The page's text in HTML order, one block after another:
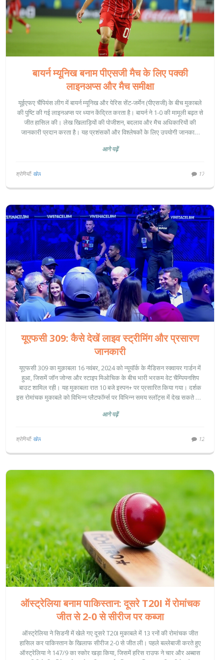
बायर्न म्यूनिख बनाम पीएसजी मैच के लिए पक्की
लाइनअप्स और मैच समीक्षा
यूईएफए चैंपियंस लीग में बायर्न म्यूनिख और पेरिस सेंट-जर्मेन (पीएसजी) के बीच मुकाबले
की पुष्टि की गई लाइनअप्स पर ध्यान केंद्रित करता है। बायर्न ने 1-0 की मामूली बढ़त से
जीत हासिल की। लेख खिलाड़ियों की पोजीशन, बदलाव और मैच अधिकारियों की
जानकारी प्रदान करता है। यह प्रशंसकों और विश्लेषकों के लिए उपयोगी जानकारी
आगे पढ़ें
श्रेणियाँ: खेल 17
यूएफसी 309: कैसे देखें लाइव स्ट्रीमिंग और प्रसारण
जानकारी
यूएफसी 309 का मुक़ाबला 16 नवंबर, 2024 को न्यूयॉर्क के मैडिसन स्क्वायर गार्डन में
हुआ, जिसमें जॉन जोन्स और स्टाइप मिओचिक के बीच भारी भरकम वेट चैम्पियनशिप
बाउट शामिल रही। यह मुकाबला रात 10 बजे इस्पन+ पर प्रसारित किया गया। दर्शक
इस रोमांचक मुकाबले को विभिन्न प्लैटफॉर्म्स पर विभिन्न समय स्लॉट्स में देख सकते थे।
आगे पढ़ें
श्रेणियाँ: खेल 12
ऑस्ट्रेलिया बनाम पाकिस्तान: दूसरे T20I में रोमांचक
जीत से 2-0 से सीरीज पर कब्जा
ऑस्ट्रेलिया ने सिडनी में खेले गए दूसरे T20I मुकाबले में 13 रनों की रोमांचक जीत
हासिल कर पाकिस्तान के खिलाफ सीरीज 2-0 से जीत ली। पहले बल्लेबाजी करते हुए
ऑस्ट्रेलिया ने 147/9 का स्कोर खड़ा किया, जिसमें हरिस राउफ ने चार और अब्बास